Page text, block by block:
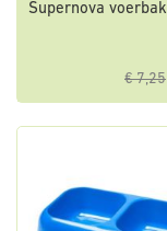
Supernova voerbak
€ 7,25